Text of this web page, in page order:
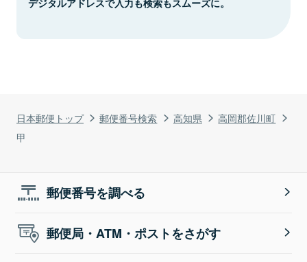
日本郵便トップ 郵便番号検索 高知県
高岡郡佐川町
甲
郵便番号を調べる
郵便局・ATM・ポストをさがす